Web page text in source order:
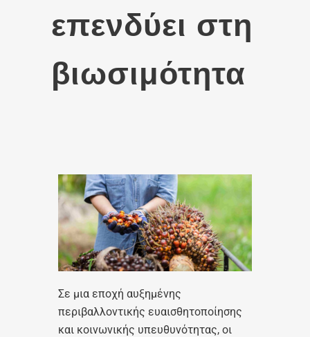
επενδύει στη
βιωσιμότητα
Σε μια εποχή αυξημένης
περιβαλλοντικής ευαισθητοποίησης
και κοινωνικής υπευθυνότητας, οι